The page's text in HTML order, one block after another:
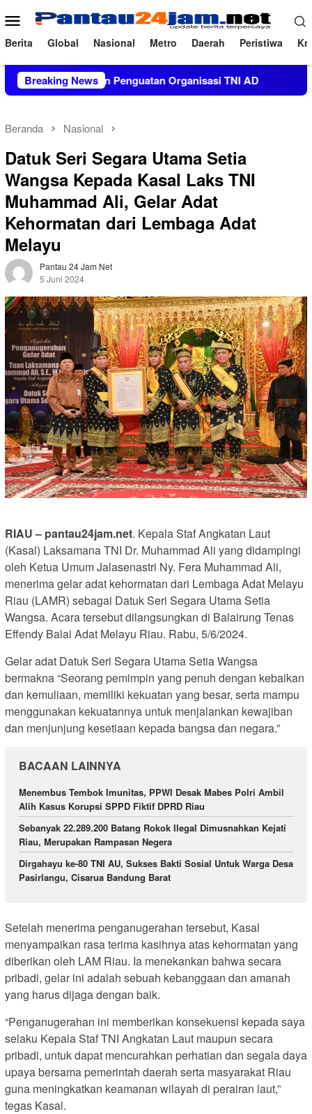
ke
konten
Menu
Mobile
Berita Global Nasional Metro Daerah Peristiwa
Breaking News
Penguatan Organisasi TNI AD Kelompok
Beranda Nasional
Datuk Seri Segara Utama Setia
Wangsa Kepada Kasal Laks TNI
Muhammad Ali, Gelar Adat
Kehormatan dari Lembaga Adat
Melayu
Pantau 24 Jam Net
5 Juni 2024
RIAU – pantau24jam.net. Kepala Staf Angkatan Laut
(Kasal) Laksamana TNI Dr. Muhammad Ali yang didampingi
oleh Ketua Umum Jalasenastri Ny. Fera Muhammad Ali,
menerima gelar adat kehormatan dari Lembaga Adat Melayu
Riau (LAMR) sebagai Datuk Seri Segara Utama Setia
Wangsa. Acara tersebut dilangsungkan di Balairung Tenas
Effendy Balai Adat Melayu Riau. Rabu, 5/6/2024.
Gelar adat Datuk Seri Segara Utama Setia Wangsa
bermakna “Seorang pemimpin yang penuh dengan kebaikan
dan kemuliaan, memiliki kekuatan yang besar, serta mampu
menggunakan kekuatannya untuk menjalankan kewajiban
dan menjunjung kesetiaan kepada bangsa dan negara.”
BACAAN LAINNYA
Menembus Tembok Imunitas, PPWI Desak Mabes Polri Ambil
Alih Kasus Korupsi SPPD Fiktif DPRD Riau
Sebanyak 22.289.200 Batang Rokok Ilegal Dimusnahkan Kejati
Riau, Merupakan Rampasan Negera
Dirgahayu ke-80 TNI AU, Sukses Bakti Sosial Untuk Warga Desa
Pasirlangu, Cisarua Bandung Barat
Setelah menerima penganugerahan tersebut, Kasal
menyampaikan rasa terima kasihnya atas kehormatan yang
diberikan oleh LAM Riau. Ia menekankan bahwa secara
pribadi, gelar ini adalah sebuah kebanggaan dan amanah
yang harus dijaga dengan baik.
“Penganugerahan ini memberikan konsekuensi kepada saya
selaku Kepala Staf TNI Angkatan Laut maupun secara
pribadi, untuk dapat mencurahkan perhatian dan segala daya
upaya bersama pemerintah daerah serta masyarakat Riau
guna meningkatkan keamanan wilayah di perairan laut,”
tegas Kasal.